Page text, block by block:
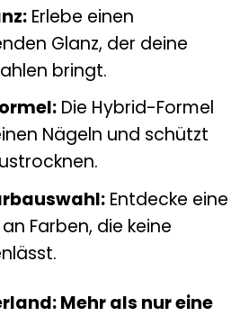
Erlebe einen
Glanz, der deine
bringt.
Die Hybrid-Formel
Nägeln und schützt
Entdecke eine
Farben, die keine
Mehr als nur eine